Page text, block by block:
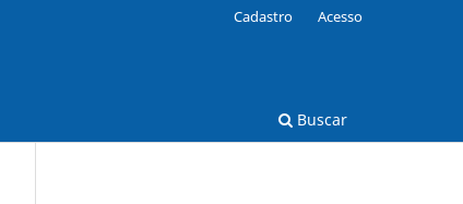
Buscar
Cadastro Acesso